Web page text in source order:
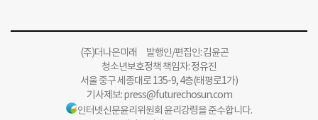
(주)더나은미래 발행인/편집인: 김윤곤
청소년보호정책 책임자: 정유진
서울 중구 세종대로 135-9, 4층(태평로1가)
기사제보:press@futurechosun.com
인터넷신문윤리위원회 윤리강령을 준수합니다.